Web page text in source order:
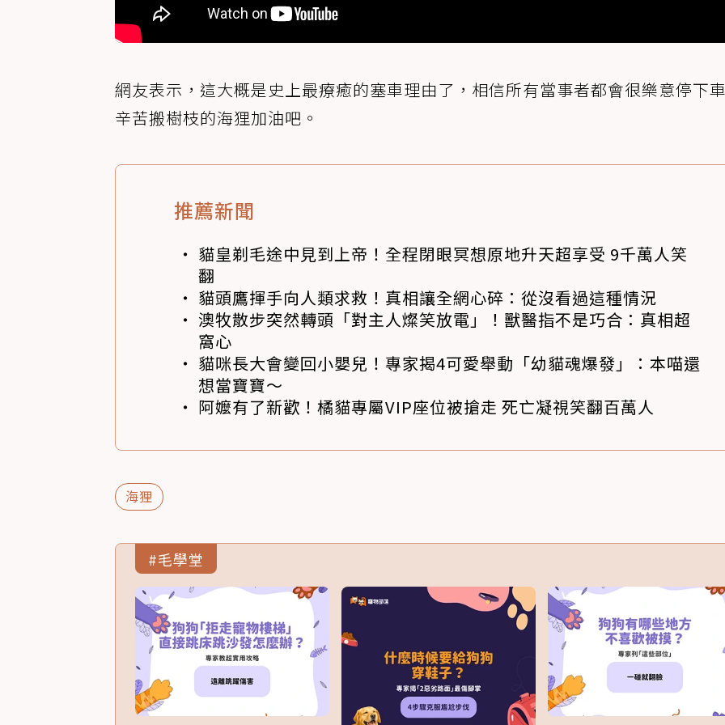
網友表示，這大概是史上最療癒的塞車理由了，相信所有當事者都會很樂意停下
辛苦搬樹枝的海狸加油吧。
推薦新聞
貓皇剃毛途中見到上帝！全程閉眼冥想原地升天超享受 9千萬人笑
翻
貓頭鷹揮手向人類求救！真相讓全網心碎：從沒看過這種情況
澳牧散步突然轉頭「對主人燦笑放電」！獸醫指不是巧合：真相超
窩心
貓咪長大會變回小嬰兒！專家揭4可愛舉動「幼貓魂爆發」：本喵還
想當寶寶～
阿嬤有了新歡！橘貓專屬VIP座位被搶走 死亡凝視笑翻百萬人
海狸
#毛學堂